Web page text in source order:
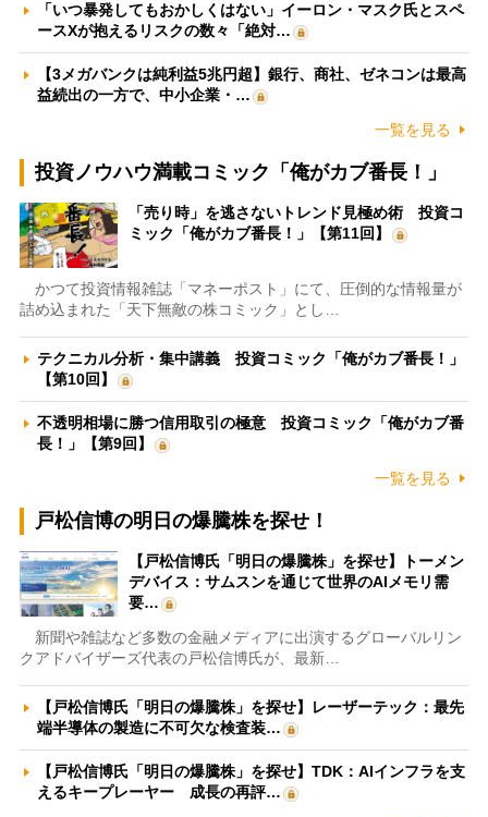
「いつ暴発してもおかしくはない」イーロン・マスク氏とスペ
ースXが抱えるリスクの数々「絶対…
【3メガバンクは純利益5兆円超】銀行、商社、ゼネコンは最高
益続出の一方で、中小企業・…
一覧を見る
投資ノウハウ満載コミック「俺がカブ番長！」
「売り時」を逃さないトレンド見極め術 投資コ
ミック「俺がカブ番長！」【第11回】
かつて投資情報雑誌「マネーポスト」にて、圧倒的な情報量が
詰め込まれた「天下無敵の株コミック」とし…
テクニカル分析・集中講義 投資コミック「俺がカブ番長！」
【第10回】
不透明相場に勝つ信用取引の極意 投資コミック「俺がカブ番
長！」【第9回】
一覧を見る
戸松信博の明日の爆騰株を探せ！
【戸松信博氏「明日の爆騰株」を探せ】トーメン
デバイス：サムスンを通じて世界のAIメモリ需
要…
新聞や雑誌など多数の金融メディアに出演するグローバルリン
クアドバイザーズ代表の戸松信博氏が、最新…
【戸松信博氏「明日の爆騰株」を探せ】レーザーテック：最先
端半導体の製造に不可欠な検査装…
【戸松信博氏「明日の爆騰株」を探せ】TDK：AIインフラを支
えるキープレーヤー 成長の再評…